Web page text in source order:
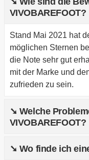
VIVOBAREFOOT?
Stand Mai 2021 hat
möglichen Sternen
die Note sehr gut
mit der Marke und
zufrieden zu sein.
➘ Welche
VIVOBAREFOOT?
Im Artikeldetail ist
➘ Wo finde ich